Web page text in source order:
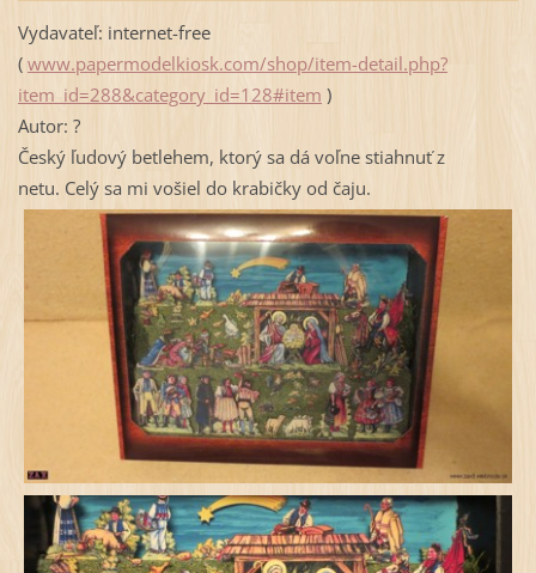
Vydavateľ: internet-free
( www.papermodelkiosk.com/shop/item-detail.php?
item_id=288&category_id=128#item )
Autor: ?
Český ľudový betlehem, ktorý sa dá voľne stiahnuť z
netu. Celý sa mi vošiel do krabičky od čaju.